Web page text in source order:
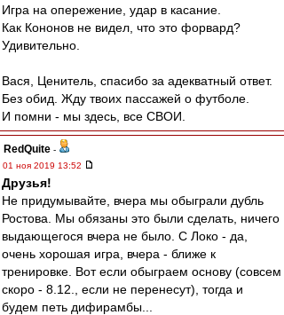
Игра на опережение, удар в касание.
Как Кононов не видел, что это форвард?
Удивительно.
Вася, Ценитель, спасибо за адекватный ответ.
Без обид. Жду твоих пассажей о футболе.
И помни - мы здесь, все СВОИ.
RedQuite -
01 ноя 2019 13:52
Друзья!
Не придумывайте, вчера мы обыграли дубль
Ростова. Мы обязаны это были сделать, ничего
выдающегося вчера не было. С Локо - да,
очень хорошая игра, вчера - ближе к
тренировке. Вот если обыграем основу (совсем
скоро - 8.12., если не перенесут), тогда и
будем петь дифирамбы...